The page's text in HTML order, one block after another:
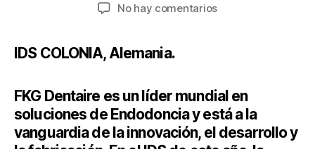
No hay comentarios
IDS COLONIA, Alemania.
FKG Dentaire es un líder mundial en
soluciones de Endodoncia y está a la
vanguardia de la innovación, el desarrollo y